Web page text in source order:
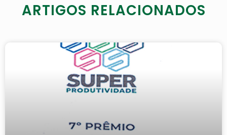
ARTIGOS RELACIONADOS